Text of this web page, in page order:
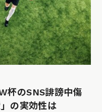
杯のSNS誹謗中傷
の実効性は